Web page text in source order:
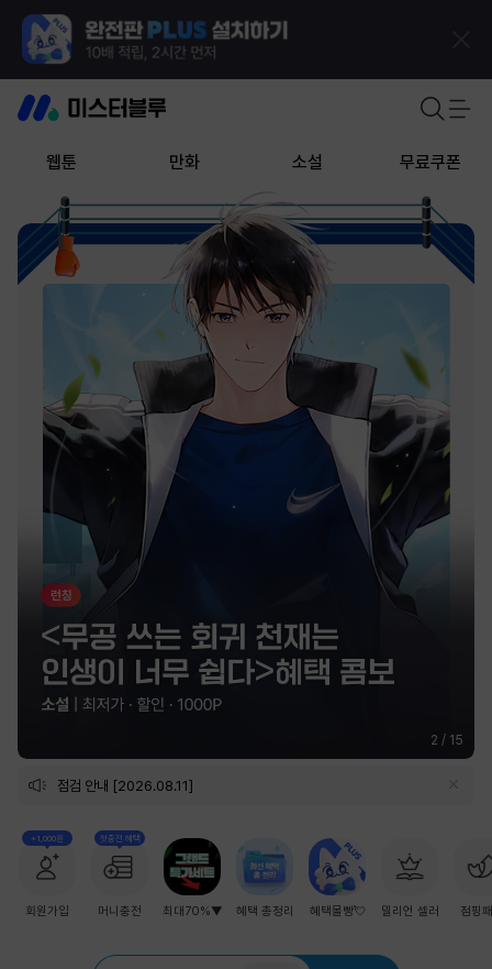
웹툰 만화 소설 무료쿠폰
2 / 15
점검 안내 [2026.08.11]
+1,000원
회원가입
첫충전 혜택
머니충전 최대70%▼ 혜택 총정리 혜택몰빵💘 밀리언 셀러 점핑